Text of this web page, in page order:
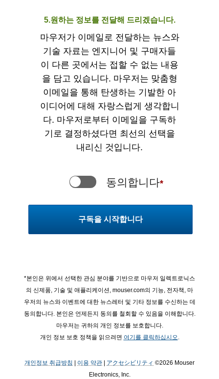
5.원하는 정보를 전달해 드리겠습니다.
마우저가 이메일로 전달하는 뉴스와
기술 자료는 엔지니어 및 구매자들
이 다른 곳에서는 접할 수 없는 내용
을 담고 있습니다. 마우저는 맞춤형
이메일을 통해 탄생하는 기발한 아
이디어에 대해 자랑스럽게 생각합니
다. 마우저로부터 이메일을 구독하
기로 결정하셨다면 최선의 선택을
내리신 것입니다.
동의합니다*
*본인은 위에서 선택한 관심 분야를 기반으로 마우저 일렉트로닉스
의 신제품, 기술 및 애플리케이션, mouser.com의 기능, 전자책, 마
우저의 뉴스와 이벤트에 대한 뉴스레터 및 기타 정보를 수신하는 데
동의합니다. 본인은 언제든지 동의를 철회할 수 있음을 이해합니다.
마우저는 귀하의 개인 정보를 보호합니다.
개인 정보 보호 정책을 읽으려면 여기를 클릭하십시오.
개인정보 취급방침 이용 약관 アクセシビリティ ©2026 Mouser
Electronics, Inc.